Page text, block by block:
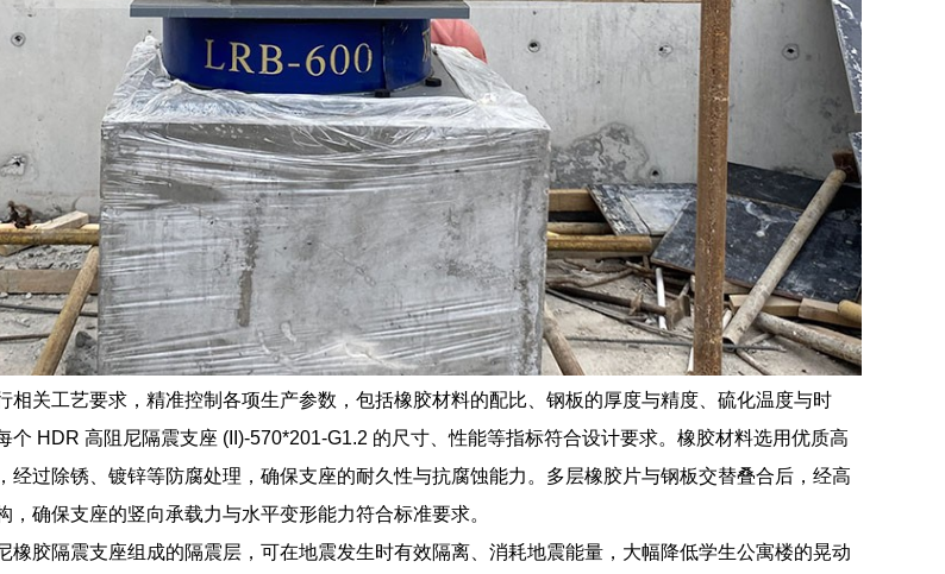
相关工艺要求，精准控制各项生产参数，包括橡胶材料的配比、钢板的厚度与精度、硫化温度与时
个 HDR 高阻尼隔震支座 (II)-570*201-G1.2 的尺寸、性能等指标符合设计要求。橡胶材料选用优质高
经过除锈、镀锌等防腐处理，确保支座的耐久性与抗腐蚀能力。多层橡胶片与钢板交替叠合后，经高
确保支座的竖向承载力与水平变形能力符合标准要求。
橡胶隔震支座组成的隔震层，可在地震发生时有效隔离、消耗地震能量，大幅降低学生公寓楼的晃动